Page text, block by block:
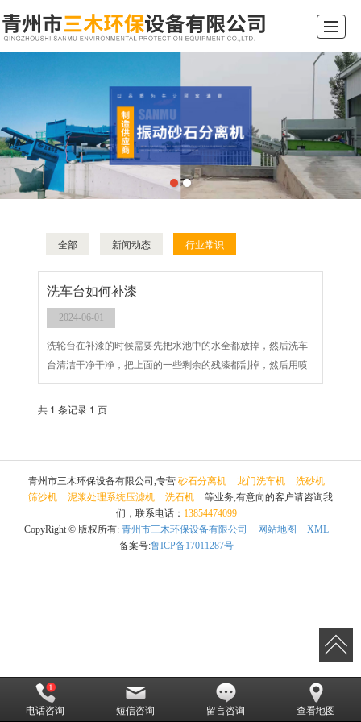
联系我们
全部 新闻动态 行业常识
洗车台如何补漆
2024-06-01
洗轮台在补漆的时候需要先把水池中的水全都放掉，然后洗车
台清洁干净干净，把上面的一些剩余的残漆都刮掉，然后用喷
漆的机器喷漆就行，操作过程中要先把洗轮机所有的喷头堵
住，防止漆面进入洗轮机的喷头里面，影响清洗效果。我们在
共 1 条记录 1 页
青州市三木环保设备有限公司,专营 砂石分离机 龙门洗车机
洗砂机
筛沙机
泥浆处理系统压滤机 洗石机
等业务,有意向的客户请咨询我
们，联系电话： 13854474099
CopyRight © 版权所有: 青州市三木环保设备有限公司 网站地图
XML
备案号:鲁ICP备17011287号
电话咨询 短信咨询 留言咨询 查看地图